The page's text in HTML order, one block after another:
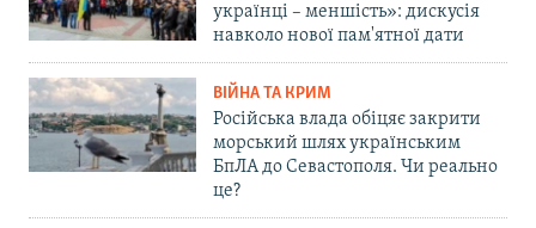
українці – меншість»: дискусія
навколо нової пам'ятної дати
ВІЙНА ТА КРИМ
Російська влада обіцяє закрити
морський шлях українським
БпЛА до Севастополя. Чи реально
це?